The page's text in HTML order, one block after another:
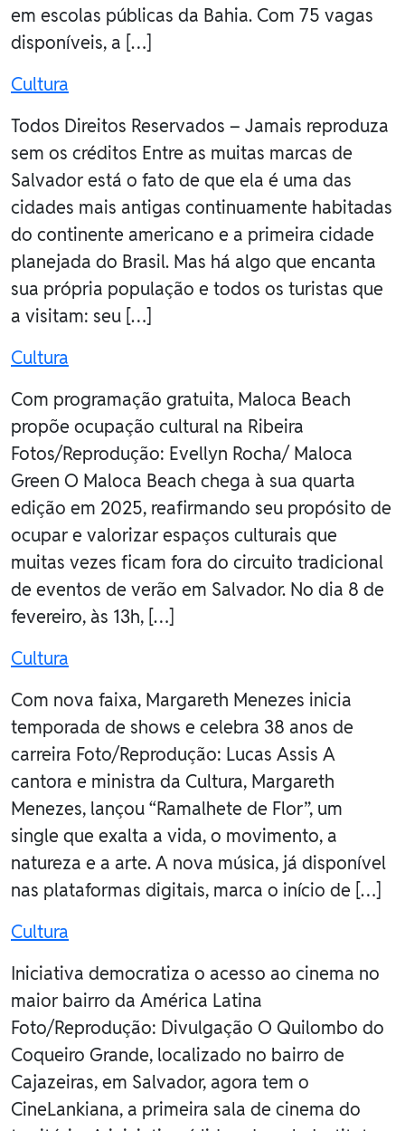
em escolas públicas da Bahia. Com 75 vagas
disponíveis, a […]
Cultura
Todos Direitos Reservados – Jamais reproduza
sem os créditos Entre as muitas marcas de
Salvador está o fato de que ela é uma das
cidades mais antigas continuamente habitadas
do continente americano e a primeira cidade
planejada do Brasil. Mas há algo que encanta
sua própria população e todos os turistas que
a visitam: seu […]
Cultura
Com programação gratuita, Maloca Beach
propõe ocupação cultural na Ribeira
Fotos/Reprodução: Evellyn Rocha/ Maloca
Green O Maloca Beach chega à sua quarta
edição em 2025, reafirmando seu propósito de
ocupar e valorizar espaços culturais que
muitas vezes ficam fora do circuito tradicional
de eventos de verão em Salvador. No dia 8 de
fevereiro, às 13h, […]
Cultura
Com nova faixa, Margareth Menezes inicia
temporada de shows e celebra 38 anos de
carreira Foto/Reprodução: Lucas Assis A
cantora e ministra da Cultura, Margareth
Menezes, lançou “Ramalhete de Flor”, um
single que exalta a vida, o movimento, a
natureza e a arte. A nova música, já disponível
nas plataformas digitais, marca o início de […]
Cultura
Iniciativa democratiza o acesso ao cinema no
maior bairro da América Latina
Foto/Reprodução: Divulgação O Quilombo do
Coqueiro Grande, localizado no bairro de
Cajazeiras, em Salvador, agora tem o
CineLankiana, a primeira sala de cinema do